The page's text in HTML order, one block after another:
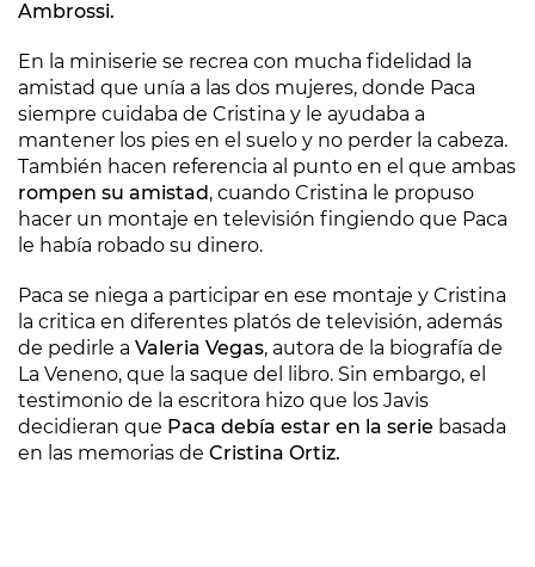
Ambrossi.
En la miniserie se recrea con mucha fidelidad la
amistad que unía a las dos mujeres, donde Paca
siempre cuidaba de Cristina y le ayudaba a
mantener los pies en el suelo y no perder la cabeza.
También hacen referencia al punto en el que ambas
rompen su amistad, cuando Cristina le propuso
hacer un montaje en televisión fingiendo que Paca
le había robado su dinero.
Paca se niega a participar en ese montaje y Cristina
la critica en diferentes platós de televisión, además
de pedirle a Valeria Vegas, autora de la biografía de
La Veneno, que la saque del libro. Sin embargo, el
testimonio de la escritora hizo que los Javis
decidieran que Paca debía estar en la serie basada
en las memorias de Cristina Ortiz.